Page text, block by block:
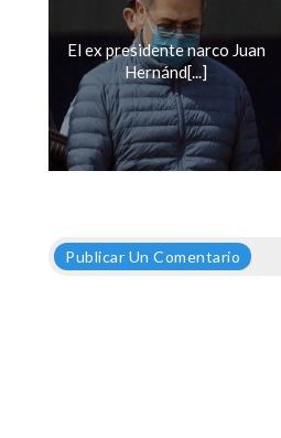
El ex presidente narco Juan
Hernánd[...]
Publicar Un Comentario